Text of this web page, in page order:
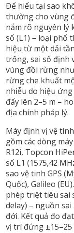
Để hiểu tại sao
thường cho vùng
nắm rõ nguyên lý
số (L1) – loại phổ
hiệu từ một dải
trống, sai số định
vùng đồi rừng
rừng che khuất
nhiễu do hiệu
đẩy lên 2–5 m –
địa chính pháp lý.
Máy định vị vệ tinh
gồm các dòng
R12i, Topcon
số L1 (1575,42
sao vệ tinh GPS
Quốc), Galileo
phép triệt tiêu sai
delay) – nguồn
đới. Kết quả đo
vị trí đứng